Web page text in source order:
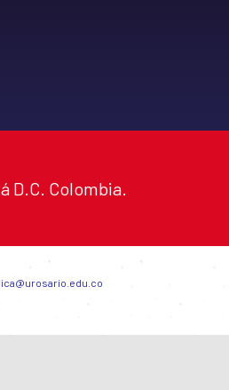
D.C. Colombia.